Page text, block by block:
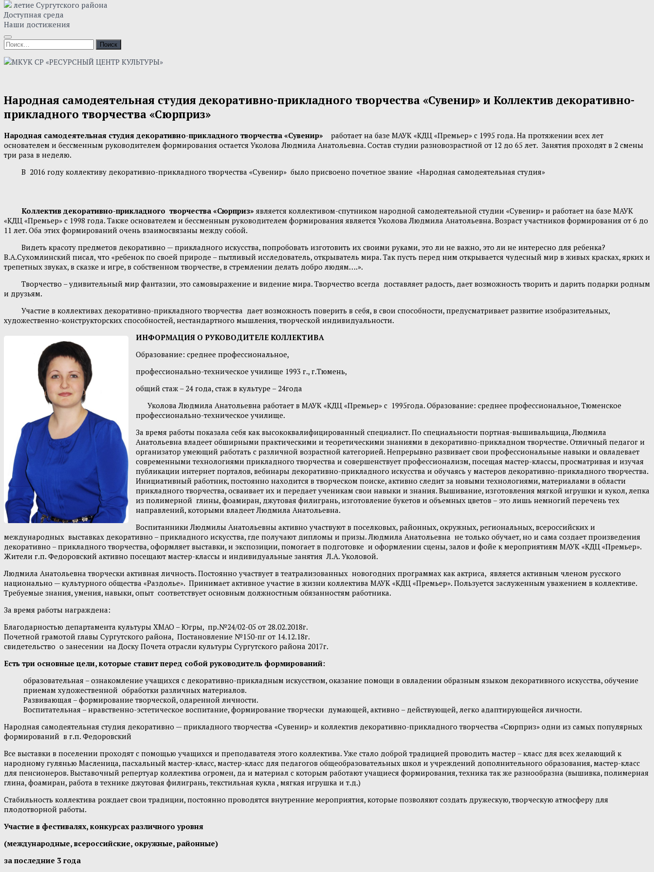
летие Сургутского района
Доступная среда
Наши достижения
Народная самодеятельная студия декоративно-прикладного творчества «Сувенир» и Коллектив декоративно-
прикладного творчества «Сюрприз»
Народная самодеятельная студия декоративно-прикладного творчества «Сувенир» работает на базе МАУК «КДЦ «Премьер» с 1995 года. На протяжении всех лет
основателем и бессменным руководителем формирования остается Уколова Людмила Анатольевна. Состав студии разновозрастной от 12 до 65 лет. Занятия проходят в 2 смены
три раза в неделю.
В 2016 году коллективу декоративно-прикладного творчества «Сувенир» было присвоено почетное звание «Народная самодеятельная студия»
Коллектив декоративно-прикладного творчества «Сюрприз» является коллективом-спутником народной самодеятельной студии «Сувенир» и работает на базе МАУК
«КДЦ «Премьер» с 1998 года. Также основателем и бессменным руководителем формирования является Уколова Людмила Анатольевна. Возраст участников формирования от 6 до
11 лет. Оба этих формирований очень взаимосвязаны между собой.
Видеть красоту предметов декоративно — прикладного искусства, попробовать изготовить их своими руками, это ли не важно, это ли не интересно для ребенка?
В.А.Сухомлинский писал, что «ребенок по своей природе – пытливый исследователь, открыватель мира. Так пусть перед ним открывается чудесный мир в живых красках, ярких и
трепетных звуках, в сказке и игре, в собственном творчестве, в стремлении делать добро людям….».
Творчество – удивительный мир фантазии, это самовыражение и видение мира. Творчество всегда доставляет радость, дает возможность творить и дарить подарки родным
и друзьям.
Участие в коллективах декоративно-прикладного творчества дает возможность поверить в себя, в свои способности, предусматривает развитие изобразительных,
художественно-конструкторских способностей, нестандартного мышления, творческой индивидуальности.
ИНФОРМАЦИЯ О РУКОВОДИТЕЛЕ КОЛЛЕКТИВА
Образование: среднее профессиональное,
профессионально-техническое училище 1993 г., г.Тюмень,
общий стаж – 24 года, стаж в культуре – 24года
Уколова Людмила Анатольевна работает в МАУК «КДЦ «Премьер» с 1995года. Образование: среднее профессиональное, Тюменское
профессионально-техническое училище.
За время работы показала себя как высококвалифицированный специалист. По специальности портная-вышивальщица, Людмила
Анатольевна владеет обширными практическими и теоретическими знаниями в декоративно-прикладном творчестве. Отличный педагог и
организатор умеющий работать с различной возрастной категорией. Непрерывно развивает свои профессиональные навыки и овладевает
современными технологиями прикладного творчества и совершенствует профессионализм, посещая мастер-классы, просматривая и изучая
публикации интернет порталов, вебинары декоративно-прикладного искусства и обучаясь у мастеров декоративно-прикладного творчества.
Инициативный работник, постоянно находится в творческом поиске, активно следит за новыми технологиями, материалами в области
прикладного творчества, осваивает их и передает ученикам свои навыки и знания. Вышивание, изготовления мягкой игрушки и кукол, лепка
из полимерной глины, фоамиран, джутовая филигрань, изготовление букетов и объемных цветов – это лишь немногий перечень тех
направлений, которыми владеет Людмила Анатольевна.
Воспитанники Людмилы Анатольевны активно участвуют в поселковых, районных, окружных, региональных, всероссийских и
международных выставках декоративно – прикладного искусства, где получают дипломы и призы. Людмила Анатольевна не только обучает, но и сама создает произведения
декоративно – прикладного творчества, оформляет выставки, и экспозиции, помогает в подготовке и оформлении сцены, залов и фойе к мероприятиям МАУК «КДЦ «Премьер».
Жители г.п. Федоровский активно посещают мастер-классы и индивидуальные занятия Л.А. Уколовой.
Людмила Анатольевна творчески активная личность. Постоянно участвует в театрализованных новогодних программах как актриса, является активным членом русского
национально — культурного общества «Раздолье». Принимает активное участие в жизни коллектива МАУК «КДЦ «Премьер». Пользуется заслуженным уважением в коллективе.
Требуемые знания, умения, навыки, опыт соответствует основным должностным обязанностям работника.
За время работы награждена:
Благодарностью департамента культуры ХМАО – Югры, пр.№24/02-05 от 28.02.2018г.
Почетной грамотой главы Сургутского района, Постановление №150-пг от 14.12.18г.
свидетельство о занесении на Доску Почета отрасли культуры Сургутского района 2017г.
Есть три основные цели, которые ставит перед собой руководитель формирований:
образовательная – ознакомление учащихся с декоративно-прикладным искусством, оказание помощи в овладении образным языком декоративного искусства, обучение
приемам художественной обработки различных материалов.
Развивающая – формирование творческой, одаренной личности.
Воспитательная – нравственно-эстетическое воспитание, формирование творчески думающей, активно – действующей, легко адаптирующейся личности.
Народная самодеятельная студия декоративно — прикладного творчества «Сувенир» и коллектив декоративно-прикладного творчества «Сюрприз» одни из самых популярных
формирований в г.п. Федоровский
Все выставки в поселении проходят с помощью учащихся и преподавателя этого коллектива. Уже стало доброй традицией проводить мастер – класс для всех желающий к
народному гулянью Масленица, пасхальный мастер-класс, мастер-класс для педагогов общеобразовательных школ и учреждений дополнительного образования, мастер-класс
для пенсионеров. Выставочный репертуар коллектива огромен, да и материал с которым работают учащиеся формирования, техника так же разнообразна (вышивка, полимерная
глина, фоамиран, работа в технике джутовая филигрань, текстильная кукла , мягкая игрушка и т.д.)
Стабильность коллектива рождает свои традиции, постоянно проводятся внутренние мероприятия, которые позволяют создать дружескую, творческую атмосферу для
плодотворной работы.
Участие в фестивалях, конкурсах различного уровня
(международные, всероссийские, окружные, районные)
за последние 3 года